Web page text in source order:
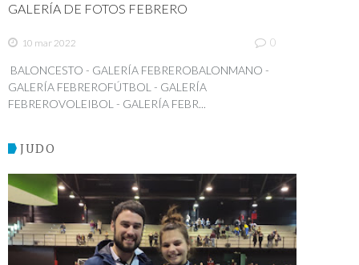
GALERÍA DE FOTOS FEBRERO
10 mar 2022 0
BALONCESTO - GALERÍA FEBREROBALONMANO -
GALERÍA FEBREROFÚTBOL - GALERÍA
FEBREROVOLEIBOL - GALERÍA FEBR...
JUDO